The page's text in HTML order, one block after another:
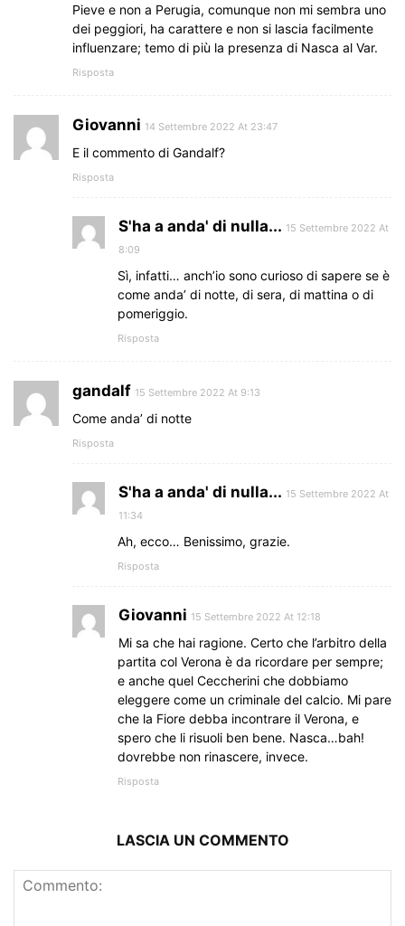
Pieve e non a Perugia, comunque non mi sembra uno
dei peggiori, ha carattere e non si lascia facilmente
influenzare; temo di più la presenza di Nasca al Var.
Risposta
Giovanni 14 Settembre 2022 At 23:47
E il commento di Gandalf?
Risposta
S'ha a anda' di nulla... 15 Settembre 2022 At
8:09
Sì, infatti… anch’io sono curioso di sapere se è
come anda’ di notte, di sera, di mattina o di
pomeriggio.
Risposta
gandalf 15 Settembre 2022 At 9:13
Come anda’ di notte
Risposta
S'ha a anda' di nulla... 15 Settembre 2022 At
11:34
Ah, ecco… Benissimo, grazie.
Risposta
Giovanni 15 Settembre 2022 At 12:18
Mi sa che hai ragione. Certo che l’arbitro della
partita col Verona è da ricordare per sempre;
e anche quel Ceccherini che dobbiamo
eleggere come un criminale del calcio. Mi pare
che la Fiore debba incontrare il Verona, e
spero che li risuoli ben bene. Nasca…bah!
dovrebbe non rinascere, invece.
Risposta
LASCIA UN COMMENTO